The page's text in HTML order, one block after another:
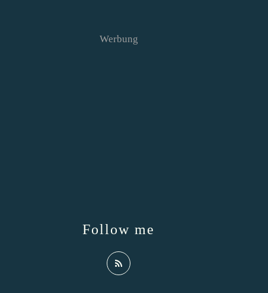
Follow me
Werbung